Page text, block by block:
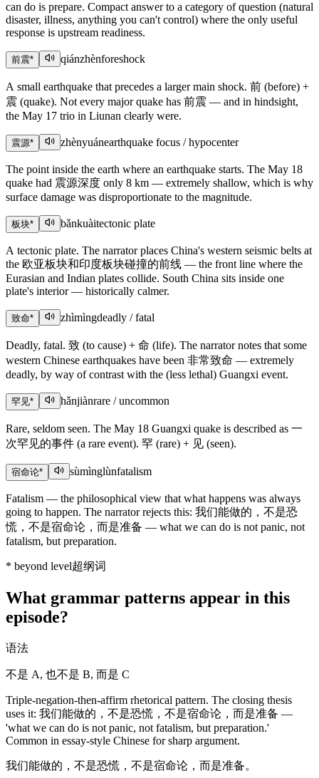
can do is prepare. Compact answer to a category of question (natural
disaster, illness, anything you can't control) where the only useful
response is upstream readiness.
前震* qiánzhènforeshock
A small earthquake that precedes a larger main shock. 前 (before) +
震 (quake). Not every major quake has 前震 — and in hindsight,
the May 17 trio in Liunan clearly were.
震源* zhènyuánearthquake focus / hypocenter
The point inside the earth where an earthquake starts. The May 18
quake had 震源深度 only 8 km — extremely shallow, which is why
surface damage was disproportionate to the magnitude.
板块* bǎnkuàitectonic plate
A tectonic plate. The narrator places China's western seismic belts at
the 欧亚板块和印度板块碰撞的前线 — the front line where the
Eurasian and Indian plates collide. South China sits inside one
plate's interior — historically calmer.
致命* zhìmìngdeadly / fatal
Deadly, fatal. 致 (to cause) + 命 (life). The narrator notes that some
western Chinese earthquakes have been 非常致命 — extremely
deadly, by way of contrast with the (less lethal) Guangxi event.
罕见* hǎnjiànrare / uncommon
Rare, seldom seen. The May 18 Guangxi quake is described as 一
次罕见的事件 (a rare event). 罕 (rare) + 见 (seen).
宿命论* sùmìnglùnfatalism
Fatalism — the philosophical view that what happens was always
going to happen. The narrator rejects this: 我们能做的，不是恐
慌，不是宿命论，而是准备 — what we can do is not panic, not
fatalism, but preparation.
* beyond level超纲词
What grammar patterns appear in this
episode?
语法
不是 A, 也不是 B, 而是 C
Triple-negation-then-affirm rhetorical pattern. The closing thesis
uses it: 我们能做的，不是恐慌，不是宿命论，而是准备 —
'what we can do is not panic, not fatalism, but preparation.'
Common in essay-style Chinese for sharp argument.
我们能做的，不是恐慌，不是宿命论，而是准备。